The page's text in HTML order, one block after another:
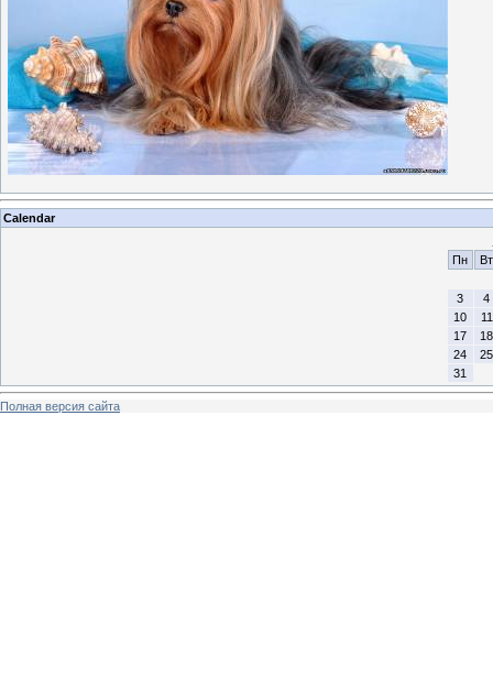
Calendar
Пн
Вт
3
4
10
11
17
18
24
25
31
Полная версия сайта